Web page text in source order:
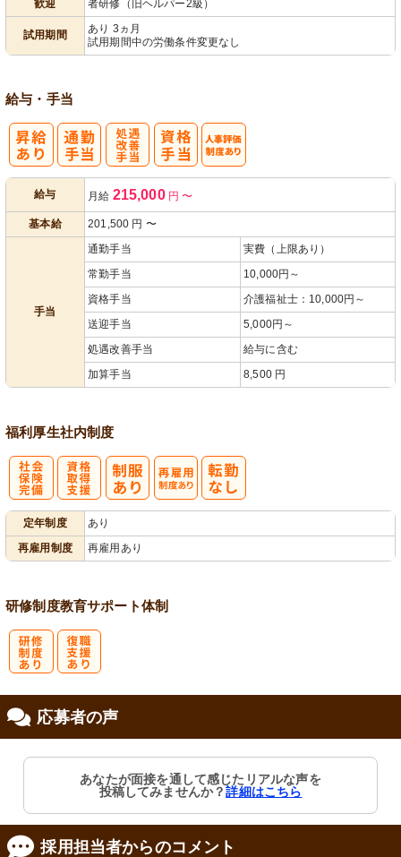
歓迎 者研修（旧ヘルパー2級）
試用期間
あり 3ヵ月
試用期間中の労働条件変更なし
給与・手当
給与 月給 215,000円〜
基本給 201,500 円 〜
手当
通勤手当
実費（上限あり）
常勤手当
10,000円～
資格手当
介護福祉士：10,000円～
送迎手当
5,000円～
処遇改善手当
給与に含む
加算手当
8,500 円
福利厚生社内制度
定年制度
あり
再雇用制度
再雇用あり
研修制度教育サポート体制
応募者の声
あなたが面接を通して感じたリアルな声を
投稿してみませんか？詳細はこちら
採用担当者からのコメント